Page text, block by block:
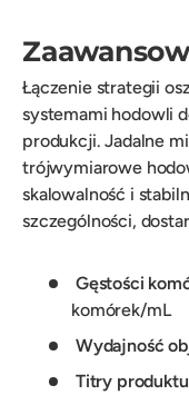
Łączenie strategii
systemami hodowli
produkcji. Jadalne
trójwymiarowe
skalowalność i
szczególności,
Gęstości
komórek/mL
Wydajność
Titry produktu